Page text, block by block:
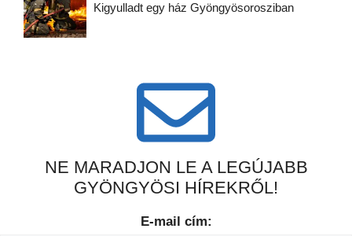
Kigyulladt egy ház Gyöngyösorosziban
NE MARADJON LE A LEGÚJABB
GYÖNGYÖSI HÍREKRŐL!
E-mail cím: